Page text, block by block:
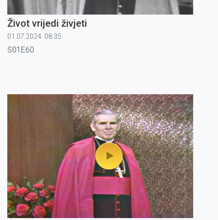
Život vrijedi živjeti
01.07.2024. 08:35
S01E60